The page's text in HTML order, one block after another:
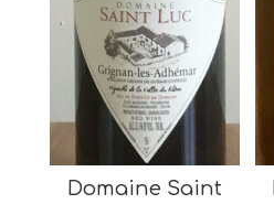
Domaine Saint